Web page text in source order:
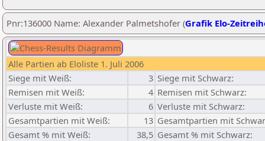
Pnr:136000 Name: Alexander Palmetshofer (Grafik Elo-
Alle Partien ab Eloliste 1. Juli 2006
Siege mit Weiß:
3 Siege mit Schwarz:
Remisen mit Weiß:
4 Remisen mit Schwarz:
Verluste mit Weiß:
6 Verluste mit Schwarz:
Gesamtpartien mit Weiß:
13 Gesamtpartien mit
Gesamt % mit Weiß:
38,5 Gesamt % mit Schwarz: